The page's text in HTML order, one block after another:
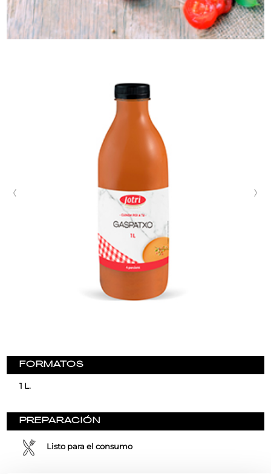
FORMATOS
1 L.
PREPARACIÓN
Listo para el consumo